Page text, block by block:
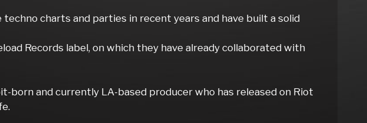
charts and parties in recent years and have built a solid
Records label, on which they have already collaborated with
born and currently LA-based producer who has released on Riot